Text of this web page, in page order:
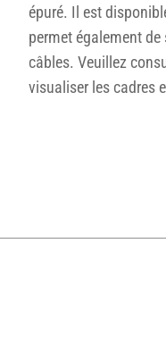
épuré. Il est
permet également de
câbles. Veuillez
visualiser les cadres